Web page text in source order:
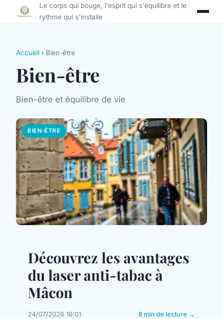
Le corps qui bouge, l'esprit qui s'équilibre et le
rythme qui s'installe
Accueil › Bien-être
Bien-être
Bien-être et équilibre de vie
BIEN-ÊTRE
Découvrez les avantages
du laser anti-tabac à
Mâcon
24/07/2026 16:01 8 min de lecture →